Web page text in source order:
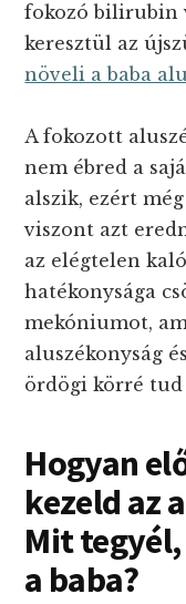
fokozó bilirubin
keresztül az
növeli a baba
A fokozott
nem ébred a
alszik, ezért
viszont azt
az elégtelen
hatékonysága
mekóniumot,
aluszékonyság
ördögi körré
Hogyan
kezeld az
Mit
a baba?